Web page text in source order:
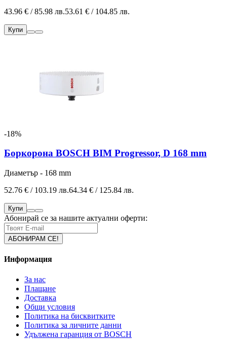
43.96 € / 85.98 лв.53.61 € / 104.85 лв.
Купи
-18%
Боркорона BOSCH BIM Progressor, D 168 mm
Диаметър - 168 mm
52.76 € / 103.19 лв.64.34 € / 125.84 лв.
Купи
Абонирай се за нашите актуални оферти:
Информация
За нас
Плащане
Доставка
Общи условия
Политика на бисквитките
Политика за личните данни
Удължена гаранция от BOSCH